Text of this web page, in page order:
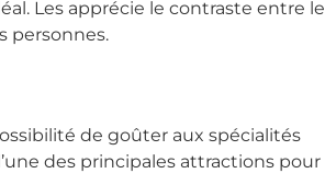
Les apprécie le contraste entre le
personnes.
de goûter aux spécialités
des principales attractions pour